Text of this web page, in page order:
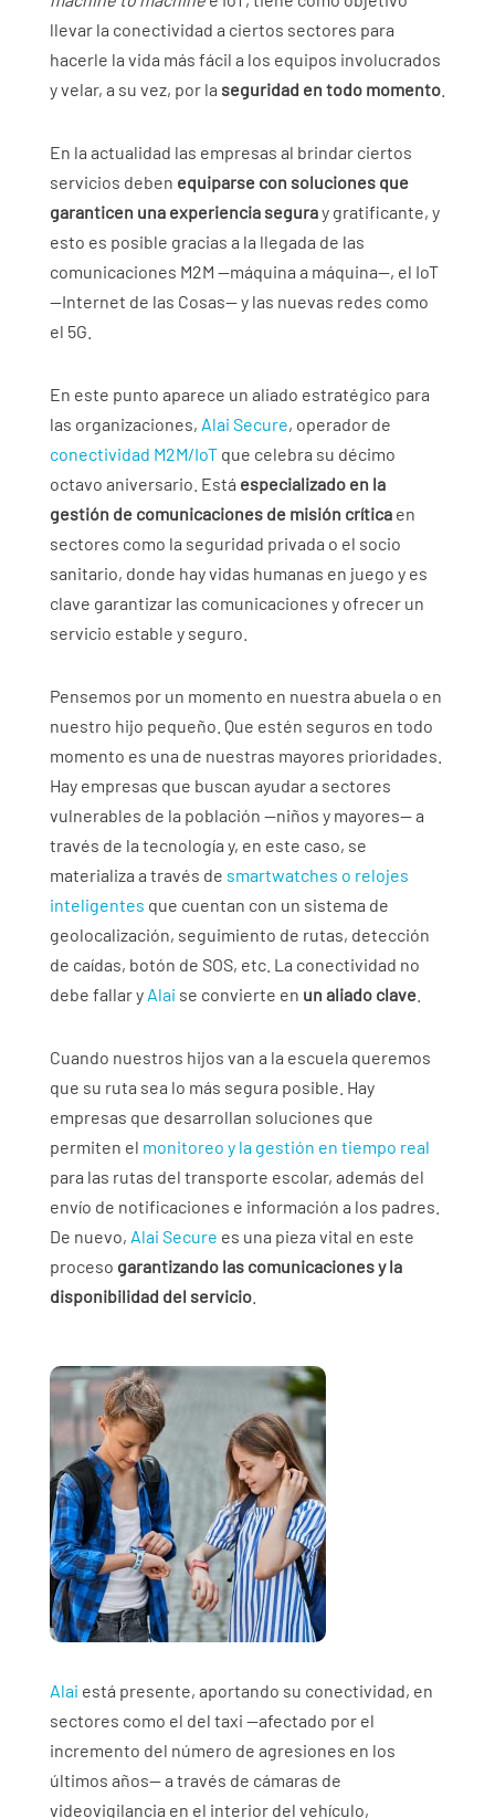
llevar la conectividad a ciertos sectores para
hacerle la vida más fácil a los equipos involucrados
y velar, a su vez, por la seguridad en todo momento.
En la actualidad las empresas al brindar ciertos
servicios deben equiparse con soluciones que
garanticen una experiencia seguray gratificante, y
esto es posible gracias a la llegada de las
comunicaciones M2M —máquina a máquina—, el IoT
—Internet de las Cosas— y las nuevas redes como
el 5G.
En este punto aparece un aliado estratégico para
las organizaciones, Alai Secure, operador de
conectividad M2M/IoTque celebra su décimo
octavo aniversario. Está especializado en la
gestión de comunicaciones de misión críticaen
sectores como la seguridad privada o el socio
sanitario, donde hay vidas humanas en juego y es
clave garantizar las comunicaciones y ofrecer un
servicio estable y seguro.
Pensemos por un momento en nuestra abuela o en
nuestro hijo pequeño. Que estén seguros en todo
momento es una de nuestras mayores prioridades.
Hay empresas que buscan ayudar a sectores
vulnerables de la población —niños y mayores— a
través de la tecnología y, en este caso, se
materializa a través de smartwatches o relojes
inteligentes que cuentan con un sistema de
geolocalización, seguimiento de rutas, detección
de caídas, botón de SOS, etc. La conectividad no
debe fallar y Alai se convierte en un aliado clave.
Cuando nuestros hijos van a la escuela queremos
que su ruta sea lo más segura posible. Hay
empresas que desarrollan soluciones que
permiten el monitoreo y la gestión en tiempo real
para las rutas del transporte escolar, además del
envío de notificaciones e información a los padres.
De nuevo, Alai Secure es una pieza vital en este
proceso garantizando las comunicaciones y la
disponibilidad del servicio.
Alai está presente, aportando su conectividad, en
sectores como el del taxi —afectado por el
incremento del número de agresiones en los
últimos años— a través de cámaras de
videovigilancia en el interior del vehículo,